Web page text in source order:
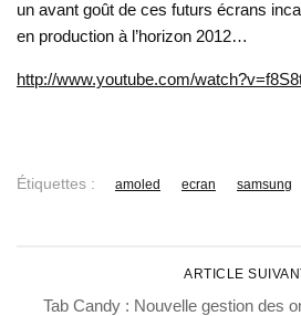
un avant goût de ces futurs écrans
en production à l’horizon 2012…
http://www.youtube.com/
Étiquettes : amoled ecran samsung
ARTICLE
Tab Candy : Nouvelle gestion des